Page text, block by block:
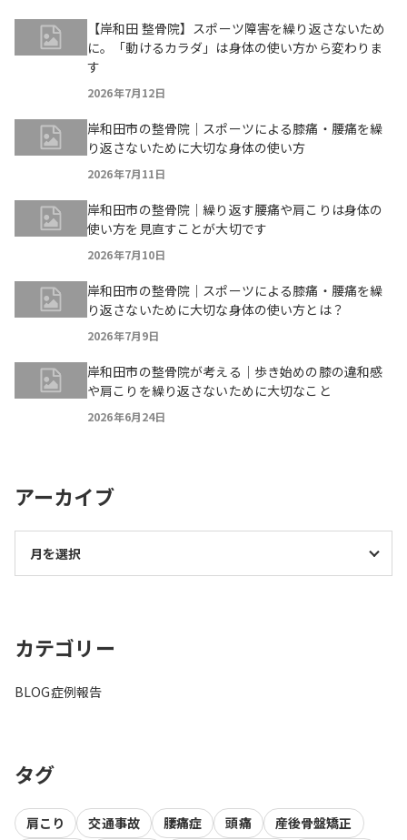
【岸和田 整骨院】スポーツ障害を繰り返さないため
に。「動けるカラダ」は身体の使い方から変わりま
す
2026年7月12日
岸和田市の整骨院｜スポーツによる膝痛・腰痛を繰
り返さないために大切な身体の使い方
2026年7月11日
岸和田市の整骨院｜繰り返す腰痛や肩こりは身体の
使い方を見直すことが大切です
2026年7月10日
岸和田市の整骨院｜スポーツによる膝痛・腰痛を繰
り返さないために大切な身体の使い方とは？
2026年7月9日
岸和田市の整骨院が考える｜歩き始めの膝の違和感
や肩こりを繰り返さないために大切なこと
2026年6月24日
アーカイブ
カテゴリー
BLOG症例報告
タグ
肩こり 交通事故 腰痛症 頭痛 産後骨盤矯正